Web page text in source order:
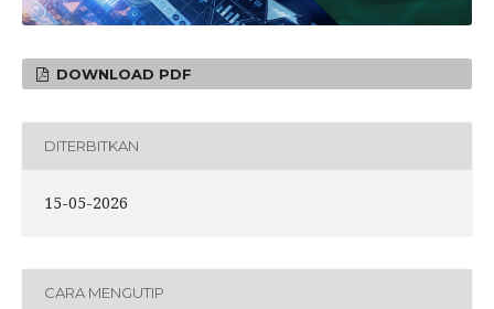
DOWNLOAD PDF
DITERBITKAN
15-05-2026
CARA MENGUTIP